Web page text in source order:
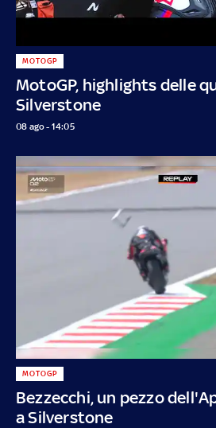
MotoGP, highlights delle
Silverstone
MOTOGP
08 ago - 14:05
Bezzecchi, un pezzo
a Silverstone
MOTOGP